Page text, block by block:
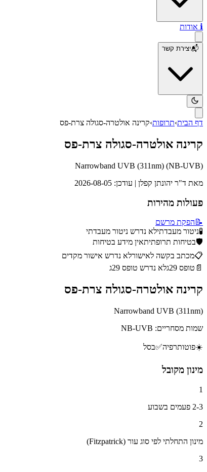
ℹ️ אודות
📬יצירת קשר
דף הבית›תרופות›קרינה אולטרה-סגולה צרת-פס
קרינה אולטרה-סגולה צרת-פס
Narrowband UVB (311nm) (NB-UVB)
מאת ד"ר יהונתן קפלן | עודכן: 2026-08-05
פעולות מהירות
📝 הפקת מרשם
🧪ניטור מעבדתילא נדרש ניטור מעבדתי
🛡️בטיחות תרופתיתאין מידע בטיחות
📋מכתב בקשה לאישורלא נדרש אישור מקדים
📄 טופס 29ג לא נדרש טופס 29ג
קרינה אולטרה-סגולה צרת-פס
Narrowband UVB (311nm)
שמות מסחריים: NB-UVB
☀️פוטותרפיה✅בסל
מינון מקובל
1
2-3 פעמים בשבוע
2
מינון התחלתי לפי סוג עור (Fitzpatrick)
3